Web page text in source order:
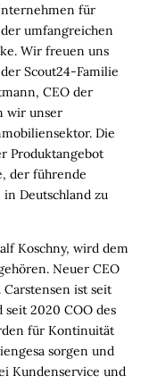
für
umfangreichen
Wir freuen uns
Scout24-Familie
CEO der
wir unser
Die
Produktangebot
der führende
Deutschland zu
Koschny, wird dem
Neuer CEO
ist seit
seit 2020 COO des
für Kontinuität
sorgen und
Kundenservice und